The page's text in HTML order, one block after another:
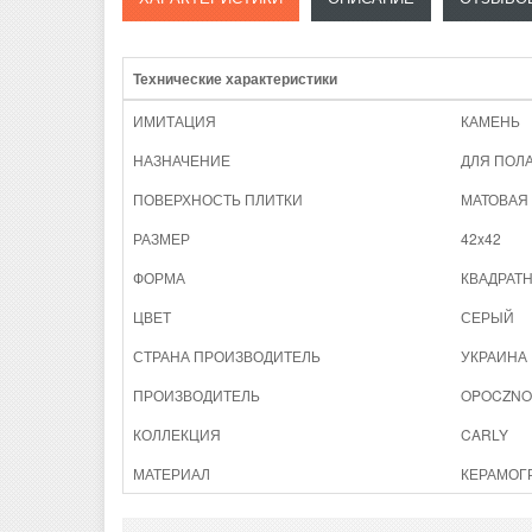
Технические характеристики
ИМИТАЦИЯ
КАМЕНЬ
НАЗНАЧЕНИЕ
ДЛЯ
ПОВЕРХНОСТЬ ПЛИТКИ
МАТОВАЯ
РАЗМЕР
42x42
ФОРМА
ЦВЕТ
СЕРЫЙ
СТРАНА ПРОИЗВОДИТЕЛЬ
УКРАИНА
ПРОИЗВОДИТЕЛЬ
OPOCZNO
КОЛЛЕКЦИЯ
CARLY
МАТЕРИАЛ